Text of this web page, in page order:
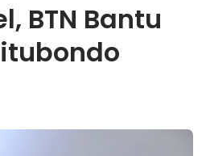
BTN Bantu